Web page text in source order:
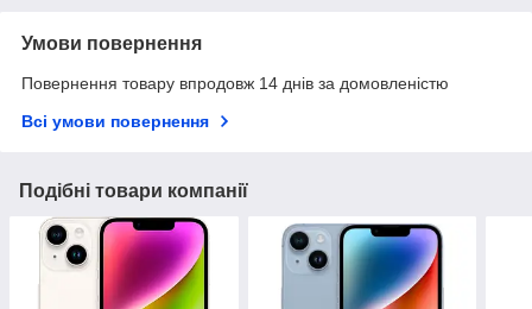
Умови повернення
Повернення товару впродовж 14 днів за домовленістю
Всі умови повернення
Подібні товари компанії